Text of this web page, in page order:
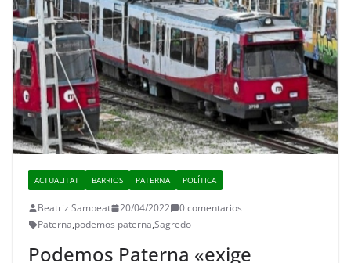
ACTUALITAT BARRIOS PATERNA POLÍTICA
Beatriz Sambeat 20/04/2022
0 comentarios
Paterna,podemos paterna,Sagredo
Podemos Paterna «exige